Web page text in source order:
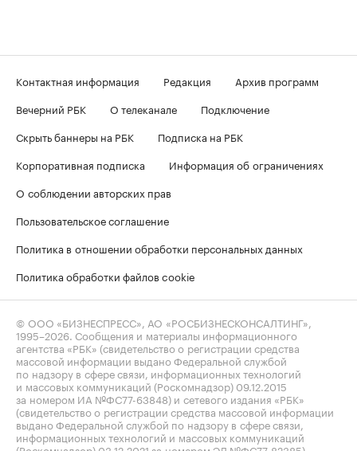
Контактная информация Редакция
Архив программ
Вечерний РБК
О телеканале
Подключение
Скрыть баннеры на РБК
Подписка на РБК
Корпоративная подписка
Информация об ограничениях
О соблюдении авторских прав
Пользовательское соглашение
Политика в отношении обработки персональных данных
Политика обработки файлов cookie
© ООО «БИЗНЕСПРЕСС», АО «РОСБИЗНЕСКОНСАЛТИНГ»,
1995–2026 . Сообщения и материалы информационного
агентства «РБК» (свидетельство о регистрации средства
массовой информации выдано Федеральной службой
по надзору в сфере связи, информационных технологий
и массовых коммуникаций (Роскомнадзор) 09.12.2015
за номером ИА №ФС77-63848) и сетевого издания «РБК»
(свидетельство о регистрации средства массовой информации
выдано Федеральной службой по надзору в сфере связи,
информационных технологий и массовых коммуникаций